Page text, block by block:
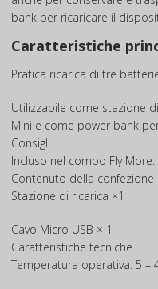
bank per ricaricare il
Caratteristiche
Pratica ricarica di tre
Utilizzabile come stazione
Mini e come power bank
Consigli
Incluso nel combo Fly More.
Contenuto della confezione
Stazione di ricarica ×1
Cavo Micro USB × 1
Caratteristiche tecniche
Temperatura operativa: 5 –